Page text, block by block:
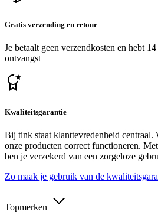
Gratis verzending en retour
Je betaalt geen verzendkosten en hebt
ontvangst
Kwaliteitsgarantie
Bij tink staat klanttevredenheid centraal.
onze producten correct functioneren.
ben je verzekerd van een zorgeloze
Zo maak je gebruik van de
Topmerken